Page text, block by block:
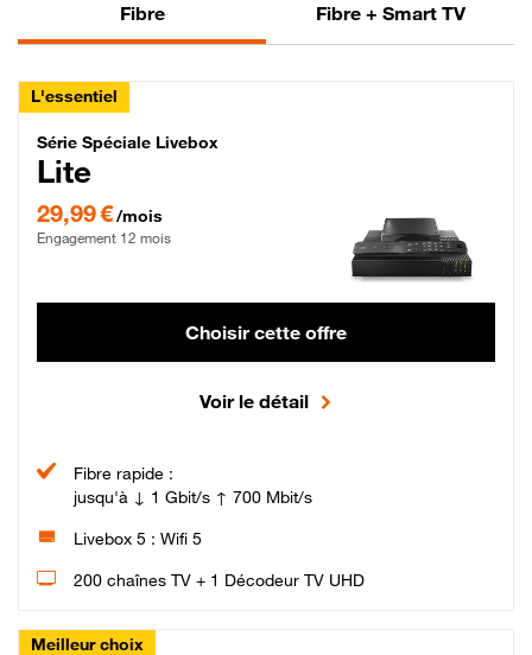
Fibre Fibre + Smart TV
L'essentiel
Série Spéciale Livebox Lite Fibre
Série Spéciale Livebox
Lite
29,99 €/mois
Engagement 12 mois
Choisir cette offre
Voir le détail
Fibre rapide :
jusqu'à ↓ 1 Gbit/s ↑ 700 Mbit/s
Livebox 5 : Wifi 5
200 chaînes TV + 1 Décodeur TV UHD
Meilleur choix